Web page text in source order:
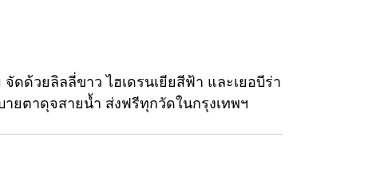
ด้วยลิลลี่ขาว ไฮเดรนเยียสีฟ้า และเยอบีร่า
ยตาดุจสายน้ำ ส่งฟรีทุกวัดในกรุงเทพฯ